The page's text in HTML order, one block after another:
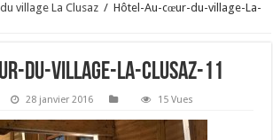
village La Clusaz / Hôtel-Au-cœur-du-village-La-
du-village-La-Clusaz-11
28 janvier 2016 15 Vues